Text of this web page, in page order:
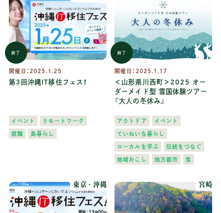
終了
開催日： 2025.1.25
第3回沖縄IT移住フェス！
イベント リモートワーク
就職 島暮らし
終了
開催日： 2025.1.17
＜山形県川西町＞2025 オー
ダーメイド型 雪国体験ツアー
『大人の冬休み』
アウトドア イベント
ていねいな暮らし
ローカルを学ぶ 伝統をつなぐ
地域おこし 地方都市 食
東京 沖縄 宮崎